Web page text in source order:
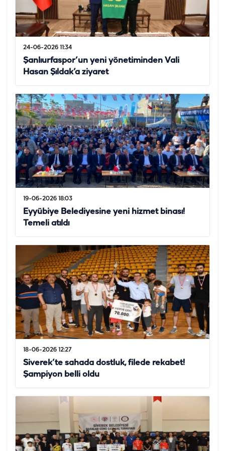
24-06-2026 11:34
Şanlıurfaspor’un yeni yönetiminden Vali
Hasan Şıldak’a ziyaret
19-06-2026 18:03
Eyyübiye Belediyesine yeni hizmet binası!
Temeli atıldı
18-06-2026 12:27
Siverek’te sahada dostluk, filede rekabet!
Şampiyon belli oldu